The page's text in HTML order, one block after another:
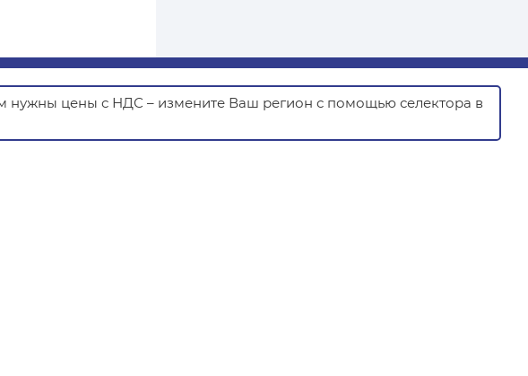
нужны цены с НДС – измените Ваш регион с помощью селектора в